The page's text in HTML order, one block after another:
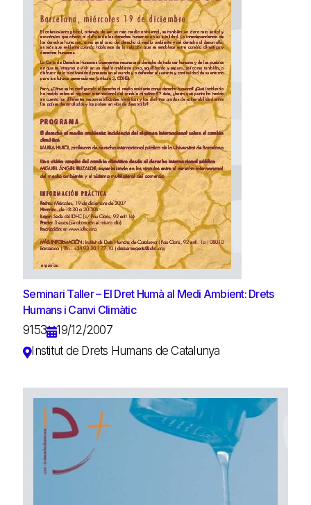
Seminari Taller – El Dret Humà al Medi Ambient: Drets
Humans i Canvi Climàtic
9153
19/12/2007
Institut de Drets Humans de Catalunya